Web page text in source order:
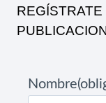
Nombre